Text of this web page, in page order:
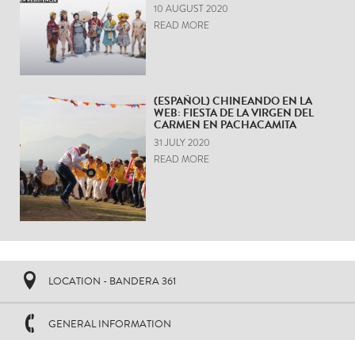
10 AUGUST 2020
READ MORE
(ESPAÑOL) CHINEANDO EN LA
WEB: FIESTA DE LA VIRGEN DEL
CARMEN EN PACHACAMITA
31 JULY 2020
READ MORE
LOCATION - BANDERA 361
GENERAL INFORMATION